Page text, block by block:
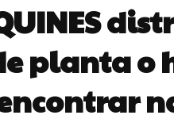
planta o